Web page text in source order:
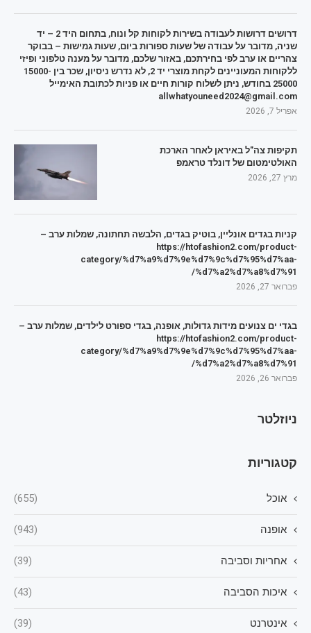
דרושים דרושות לעבודה בשירות לקוחות קל ונוח, בתחום היד 2 – יד
שניה, מדובר על עבודה של שעות ספורות ביום, שעות גמישות – בבוקר
צהריים או ערב לפי בחירתכם, באזור שלכם, מדובר על מענה טלפוני ופיזי
ללקוחות המעוניינים לקחת מוצרי יד 2, לא נדרש ניסיון, שכר בין 15000-
25000 בחודש, ניתן לשלוח קורות חיים או פניות לכתובת האימייל
allwhatyouneed2024@gmail.com
אפריל 7, 2026
תקיפות צה"ל באיראן לאחר הארכת
האולטימטום של דונלד טראמפ
מרץ 27, 2026
קניות בגדים אונליין, בוטיק בגדים, הלבשה תחתונה, שמלות ערב –
https://htofashion2.com/product-
category/%d7%a9%d7%9e%d7%9c%d7%95%d7%aa-
%d7%a2%d7%a8%d7%91/
פברואר 27, 2026
בגדי ים צנועים מידות גדולות, אופנה, בגדי ספורט לילדים, שמלות ערב –
https://htofashion2.com/product-
category/%d7%a9%d7%9e%d7%9c%d7%95%d7%aa-
%d7%a2%d7%a8%d7%91/
פברואר 26, 2026
ניוזלטר
קטגוריות
אוכל (655)
אופנה (943)
אחריות וסביבה (39)
איכות הסביבה (43)
אינטרנט (39)